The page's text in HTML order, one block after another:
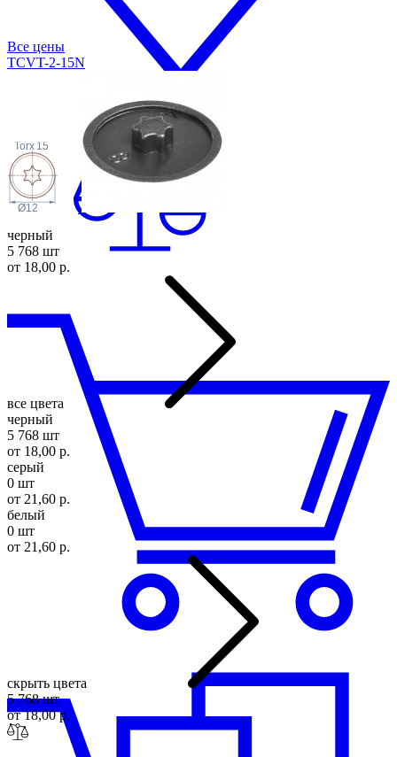
Все цены
TCVT-2-15N
Ø12
Torx 15
черный
5 768 шт
от 18,00 р.
все цвета
черный
5 768 шт
от 18,00 р.
серый
0 шт
от 21,60 р.
белый
0 шт
от 21,60 р.
скрыть цвета
5 768 шт
от 18,00 р.